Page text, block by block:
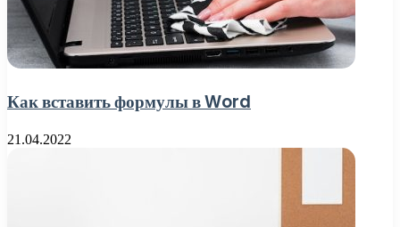
Как вставить формулы в Word
21.04.2022